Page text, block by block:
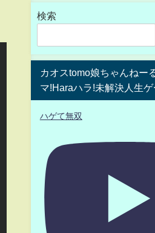
検索
カオスtomo娘ちゃんねー
マ!Haraハラ!未解決人生ゲ
ハゲて無双